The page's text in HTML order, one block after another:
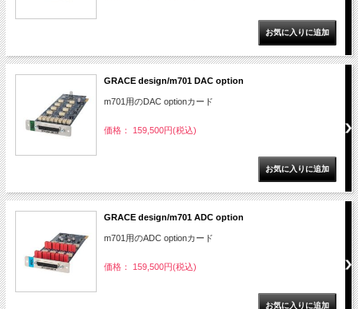
GRACE design/m701 DAC option
m701用のDAC optionカード
価格： 159,500円(税込)
GRACE design/m701 ADC option
m701用のADC optionカード
価格： 159,500円(税込)